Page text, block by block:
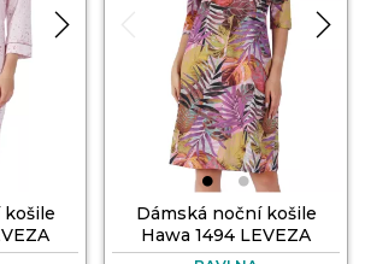
košile
Dámská noční košile
Hawa 1494 LEVEZA